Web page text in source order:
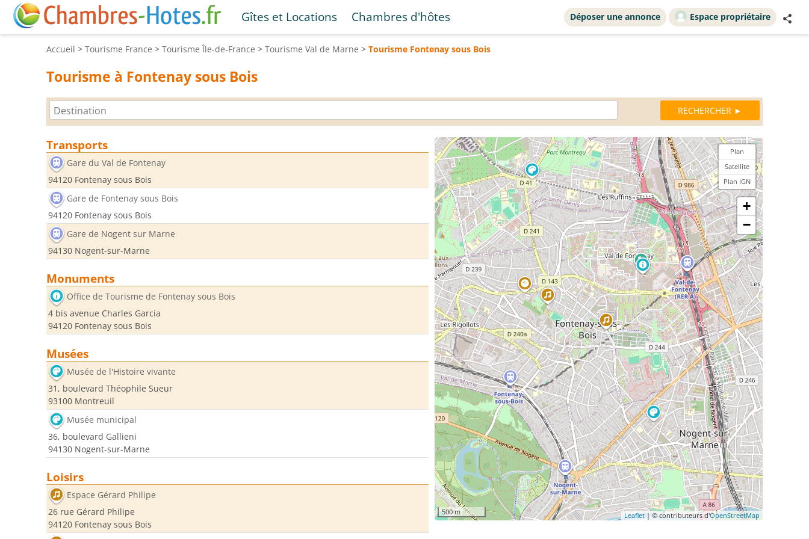
Gîtes et Locations Chambres d'hôtes Déposer une annonce Espace propriétaire
Accueil > Tourisme France > Tourisme Île-de-France > Tourisme Val de Marne > Tourisme Fontenay sous Bois
Tourisme à Fontenay sous Bois
Transports
Gare du Val de Fontenay
94120 Fontenay sous Bois
Gare de Fontenay sous Bois
94120 Fontenay sous Bois
Gare de Nogent sur Marne
94130 Nogent-sur-Marne
Monuments
Office de Tourisme de Fontenay sous Bois
4 bis avenue Charles Garcia
94120 Fontenay sous Bois
Musées
Musée de l'Histoire vivante
31, boulevard Théophile Sueur
93100 Montreuil
Musée municipal
36, boulevard Gallieni
94130 Nogent-sur-Marne
Loisirs
Espace Gérard Philipe
26 rue Gérard Philipe
94120 Fontenay sous Bois
Plan
Satellite
Plan IGN
+
−
500 m Leaflet | © contributeurs d'OpenStreetMap